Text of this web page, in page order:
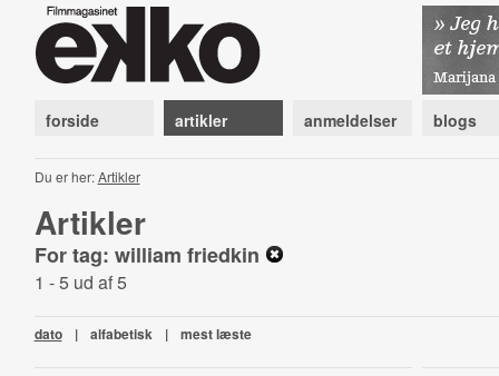
forside artikler anmeldelser blogs
Du er her:Artikler
Artikler
For tag: william friedkin
1 - 5 ud af 5
dato | alfabetisk | mest læste